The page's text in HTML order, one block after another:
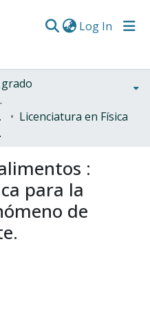
Log In
Licenciatura en Física
ionizante.
:
para la
de